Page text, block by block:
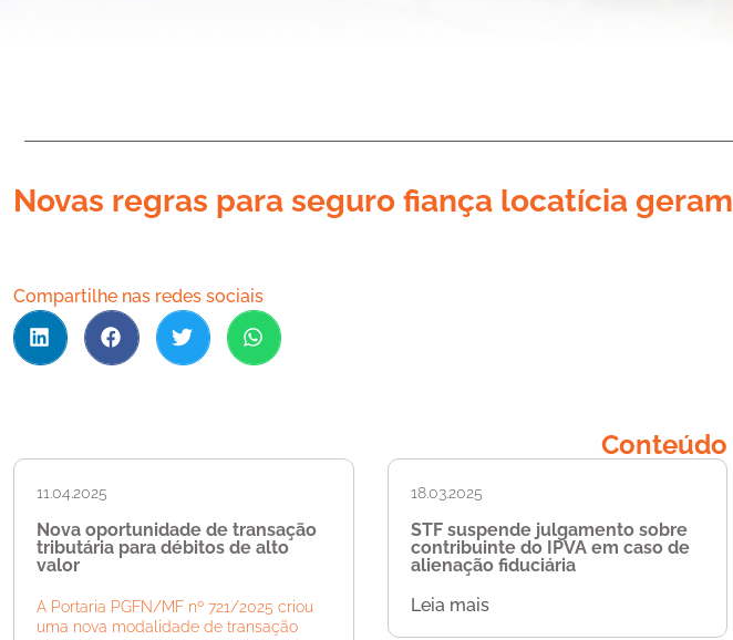
Novas regras para seguro fiança locatícia
Compartilhe nas redes sociais
11.04.2025
Nova oportunidade de transação
tributária para débitos de alto
valor
A Portaria PGFN/MF nº 721/2025 criou
uma nova modalidade de transação
18.03.2025
STF suspende julgamento sobre
contribuinte do IPVA em caso de
alienação fiduciária
Leia mais